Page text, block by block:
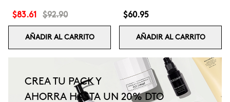
$83.61 $92.90
AÑADIR AL CARRITO
$60.95
AÑADIR AL CARRITO
CREA TU PACK Y
AHORRA HASTA UN 20% DTO